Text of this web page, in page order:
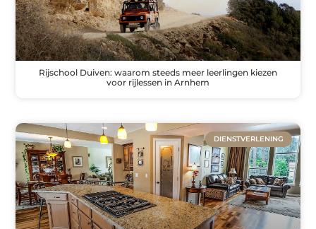
Rijschool Duiven: waarom steeds meer leerlingen kiezen
voor rijlessen in Arnhem
DIENSTVERLENING